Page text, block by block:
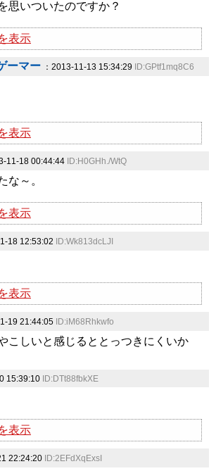
思いついたのですか？
表示
ーマー ：2013-11-13 15:34:29 ID:GPtf1mq8C6
表示
11-18 00:44:44 ID:H0GHh./WtQ
な～。
表示
18 12:53:02 ID:Wk813dcLJI
表示
19 21:44:05 ID:iM68Rhkwfo
こしいと感じるととっつきにくいか
15:39:10 ID:DTt88fbkXE
表示
22:24:20 ID:2EFdXqExsI